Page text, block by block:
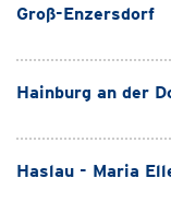
Groß-Enzersdorf
Hainburg an der
Haslau - Maria